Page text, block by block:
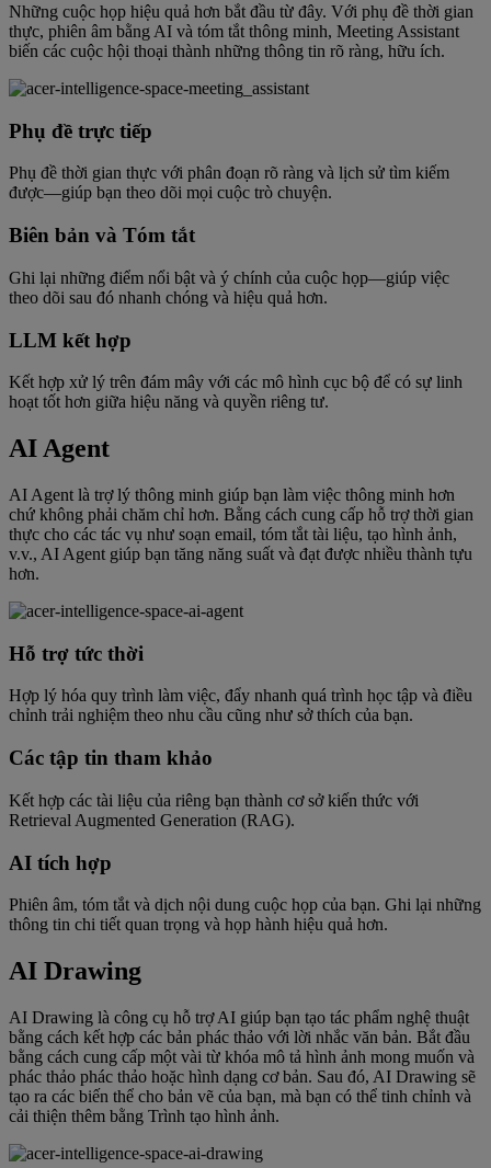
Những cuộc họp hiệu quả hơn bắt đầu từ đây. Với phụ đề thời gian
thực, phiên âm bằng AI và tóm tắt thông minh, Meeting Assistant
biến các cuộc hội thoại thành những thông tin rõ ràng, hữu ích.
Phụ đề trực tiếp
Phụ đề thời gian thực với phân đoạn rõ ràng và lịch sử tìm kiếm
được—giúp bạn theo dõi mọi cuộc trò chuyện.
Biên bản và Tóm tắt
Ghi lại những điểm nổi bật và ý chính của cuộc họp—giúp việc
theo dõi sau đó nhanh chóng và hiệu quả hơn.
LLM kết hợp
Kết hợp xử lý trên đám mây với các mô hình cục bộ để có sự linh
hoạt tốt hơn giữa hiệu năng và quyền riêng tư.
AI Agent
AI Agent là trợ lý thông minh giúp bạn làm việc thông minh hơn
chứ không phải chăm chỉ hơn. Bằng cách cung cấp hỗ trợ thời gian
thực cho các tác vụ như soạn email, tóm tắt tài liệu, tạo hình ảnh,
v.v., AI Agent giúp bạn tăng năng suất và đạt được nhiều thành tựu
hơn.
Hỗ trợ tức thời
Hợp lý hóa quy trình làm việc, đẩy nhanh quá trình học tập và điều
chỉnh trải nghiệm theo nhu cầu cũng như sở thích của bạn.
Các tập tin tham khảo
Kết hợp các tài liệu của riêng bạn thành cơ sở kiến ​​thức với
Retrieval Augmented Generation (RAG).
AI tích hợp
Phiên âm, tóm tắt và dịch nội dung cuộc họp của bạn. Ghi lại những
thông tin chi tiết quan trọng và họp hành hiệu quả hơn.
AI Drawing
AI Drawing là công cụ hỗ trợ AI giúp bạn tạo tác phẩm nghệ thuật
bằng cách kết hợp các bản phác thảo với lời nhắc văn bản. Bắt đầu
bằng cách cung cấp một vài từ khóa mô tả hình ảnh mong muốn và
phác thảo phác thảo hoặc hình dạng cơ bản. Sau đó, AI Drawing sẽ
tạo ra các biến thể cho bản vẽ của bạn, mà bạn có thể tinh chỉnh và
cải thiện thêm bằng Trình tạo hình ảnh.